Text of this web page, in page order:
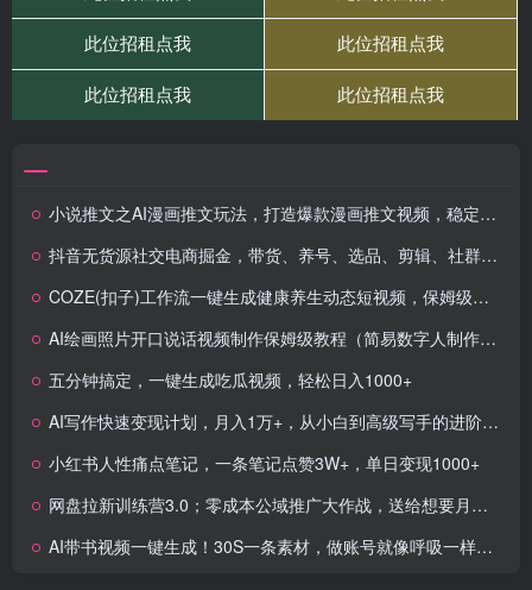
小说推文之AI漫画推文玩法，打造爆款漫画推文视频，稳定日入大几张
抖音无货源社交电商掘金，带货、养号、选品、剪辑、社群营销等解锁盈利秘籍轻松创富
COZE(扣子)工作流一键生成健康养生动态短视频，保姆级教程，零基础快速入门
AI绘画照片开口说话视频制作保姆级教程（简易数字人制作教程）
五分钟搞定，一键生成吃瓜视频，轻松日入1000+
AI写作快速变现计划，月入1万+，从小白到高级写手的进阶指南
小红书人性痛点笔记，一条笔记点赞3W+，单日变现1000+
网盘拉新训练营3.0；零成本公域推广大作战，送给想要月入过万的你
AI带书视频一键生成！30S一条素材，做账号就像呼吸一样简单，矩阵做月入1W+